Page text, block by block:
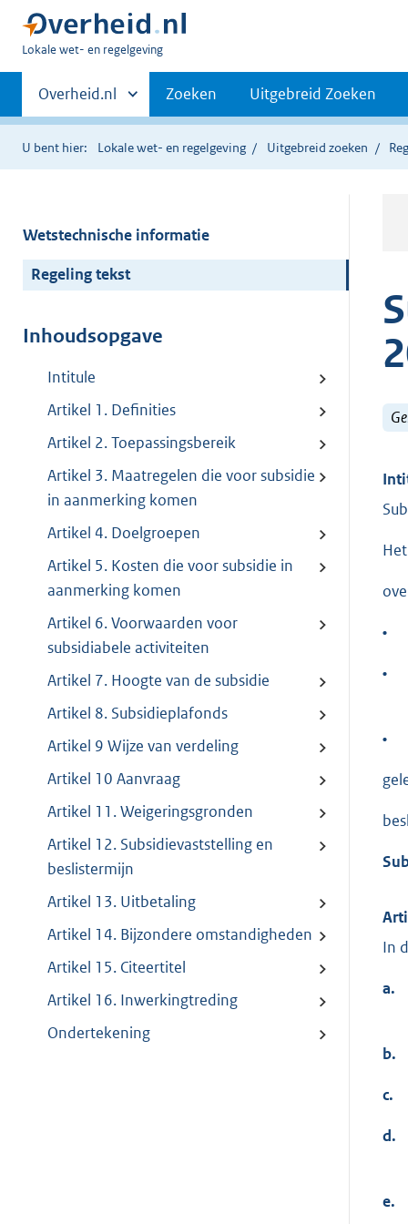
U
hier:
Lokale wet- en regelgeving
Primaire
navigatie
Andere
sites
binnen
Overheid.nl Zoeken Uitgebreid Zoeken
U bent hier: Lokale wet- en regelgeving Uitgebreid zoeken
Wetstechnische informatie
Regeling tekst
Inhoudsopgave
Intitule
Artikel 1. Definities
Artikel 2. Toepassingsbereik
Artikel 3. Maatregelen die voor subsidie
in aanmerking komen
Artikel 4. Doelgroepen
Artikel 5. Kosten die voor subsidie in
aanmerking komen
Artikel 6. Voorwaarden voor
subsidiabele activiteiten
Artikel 7. Hoogte van de subsidie
Artikel 8. Subsidieplafonds
Artikel 9 Wijze van verdeling
Artikel 10 Aanvraag
Artikel 11. Weigeringsgronden
Artikel 12. Subsidievaststelling en
beslistermijn
Artikel 13. Uitbetaling
Artikel 14. Bijzondere omstandigheden
Artikel 15. Citeertitel
Artikel 16. Inwerkingtreding
Ondertekening
•
•
•
In
a.
b.
c.
d.
e.